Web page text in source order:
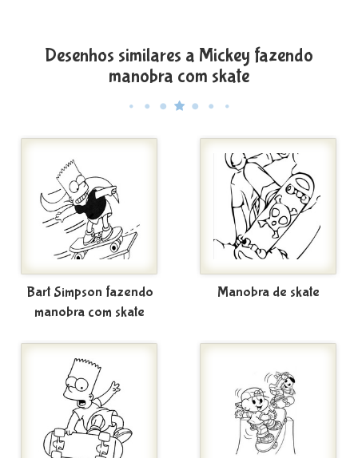
Desenhos similares a Mickey fazendo
manobra com skate
Bart Simpson fazendo
manobra com skate
Manobra de skate